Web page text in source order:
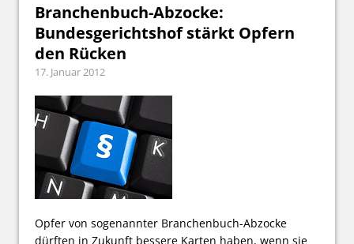
Branchenbuch-Abzocke:
Bundesgerichtshof stärkt Opfern
den Rücken
17. Januar 2012
Opfer von sogenannter Branchenbuch-Abzocke
dürften in Zukunft bessere Karten haben, wenn sie